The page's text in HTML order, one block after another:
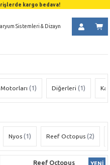
kargo bedava!
(1) Diğerleri (1)
Nyos (1) Reef Octopus (2)
YENİ
Reef Octopus